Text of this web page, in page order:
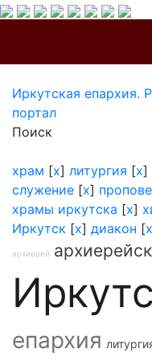
Иркутская епархия.
портал
Поиск
храм [x] литургия [x]
служение [x]
храмы иркутска [x]
Иркутск [x] диакон [x
архиерей
епархия